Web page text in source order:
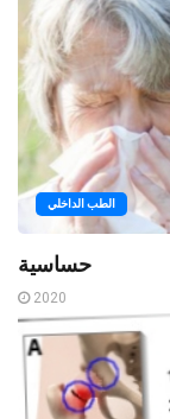
الطب الداخلي
حساسية
2020